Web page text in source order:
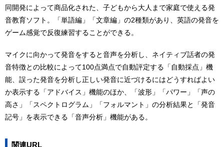
同開発によって商品化された、子どもから大人まで家庭で使える発
音教育ソフト。「単語編」「文章編」の2種類があり、英語の発音を
ゲーム感覚で反復練習することができる。
マイクに向かって発音をすると音声を分析し、ネイティブ話者の発
音特徴との比較によって100点満点で自動評定する「自動採点」機
能、誤った発音を分析し正しい発音に近づけるにはどうすればよい
か表示する「アドバイス」機能のほか、「波形」「パワー」「声の
高さ」「スペクトログラム」「フォルマント」の分析結果と「発音
記号」を表示できる「音声分析」機能がある。
関連URL